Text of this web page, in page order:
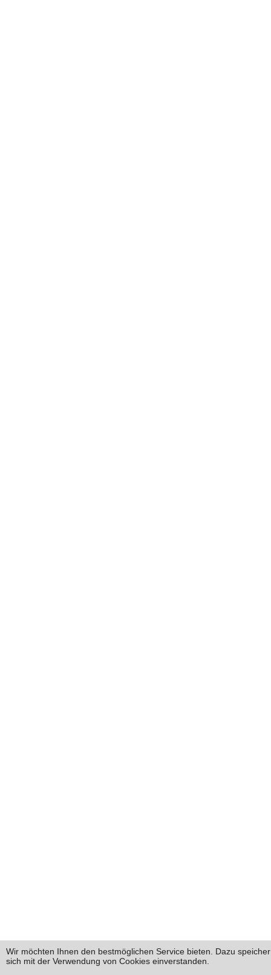
Wir möchten Ihnen den bestmöglichen Service bieten. Dazu
sich mit der Verwendung von Cookies einverstanden.